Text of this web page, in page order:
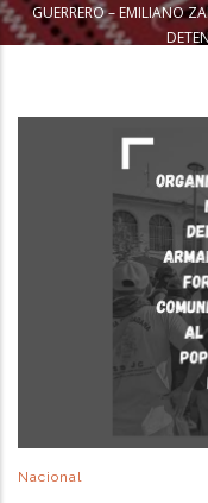
GUERRERO – EMILIANO
Nacional